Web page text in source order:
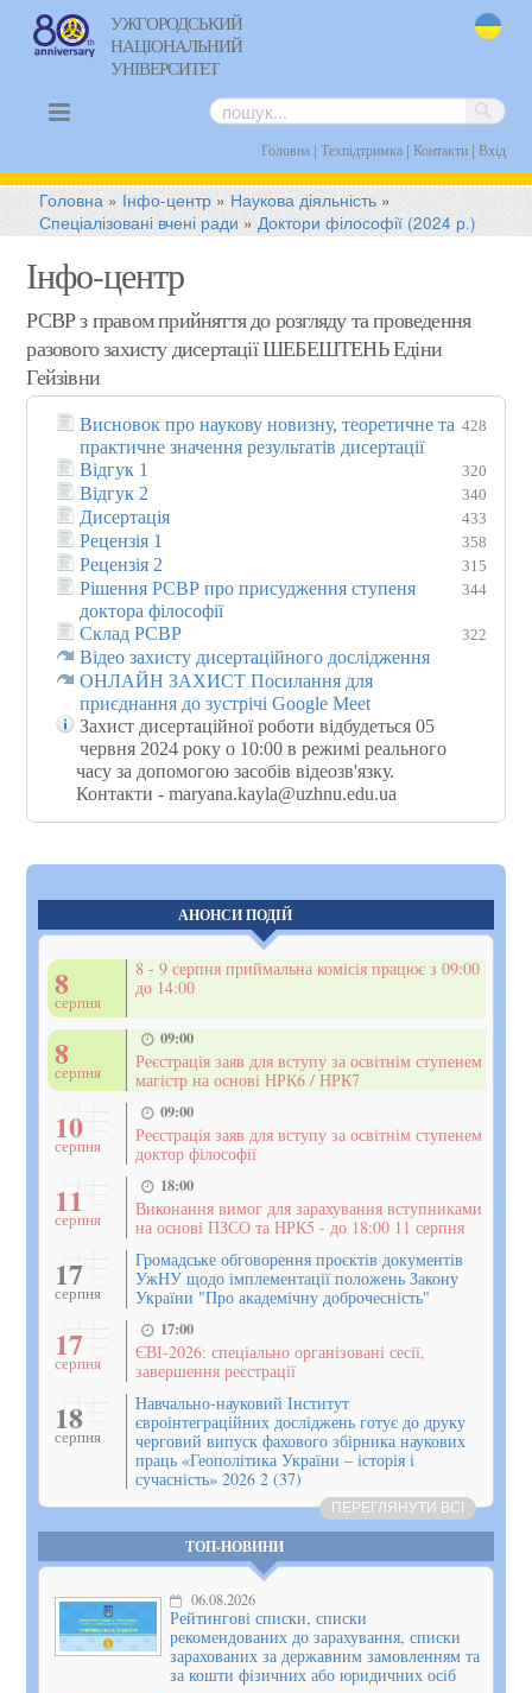
УЖГОРОДСЬКИЙ
НАЦІОНАЛЬНИЙ
УНІВЕРСИТЕТ
Головна| Техпідтримка| Контакти| Вхід
Головна » Інфо-центр » Наукова діяльність »
Спеціалізовані вчені ради »Доктори філософії (2024 р.)
Інфо-центр
РСВР з правом прийняття до розгляду та проведення
разового захисту дисертації ШЕБЕШТЕНЬ Едіни
Гейзівни
Висновок про наукову новизну, теоретичне та
практичне значення результатів дисертації
428
Відгук 1 320
Відгук 2 340
Дисертація 433
Рецензія 1 358
Рецензія 2 315
Рішення РСВР про присудження ступеня
доктора філософії
344
Склад РСВР 322
Відео захисту дисертаційного дослідження
ОНЛАЙН ЗАХИСТ Посилання для
приєднання до зустрічі Google Meet
Захист дисертаційної роботи відбудеться 05
червня 2024 року о 10:00 в режимі реального
часу за допомогою засобів відеозв'язку.
Контакти - maryana.kayla@uzhnu.edu.ua
АНОНСИ ПОДІЙ
8
серпня
8 - 9 серпня приймальна комісія працює з 09:00
до 14:00
8
серпня
09:00
Реєстрація заяв для вступу за освітнім ступенем
магістр на основі НРК6 / НРК7
10
серпня
09:00
Реєстрація заяв для вступу за освітнім ступенем
доктор філософії
11
серпня
18:00
Виконання вимог для зарахування вступниками
на основі ПЗСО та НРК5 - до 18:00 11 серпня
17
серпня
Громадське обговорення проєктів документів
УжНУ щодо імплементації положень Закону
України "Про академічну доброчесність"
17
серпня
17:00
ЄВІ-2026: спеціально організовані сесії,
завершення реєстрації
18
серпня
Навчально-науковий Інститут
євроінтеграційних досліджень готує до друку
черговий випуск фахового збірника наукових
праць «Геополітика України – історія і
сучасність» 2026 2 (37)
ПЕРЕГЛЯНУТИ ВСІ
ТОП-НОВИНИ
06.08.2026
Рейтингові списки, списки
рекомендованих до зарахування, списки
зарахованих за державним замовленням та
за кошти фізичних або юридичних осіб